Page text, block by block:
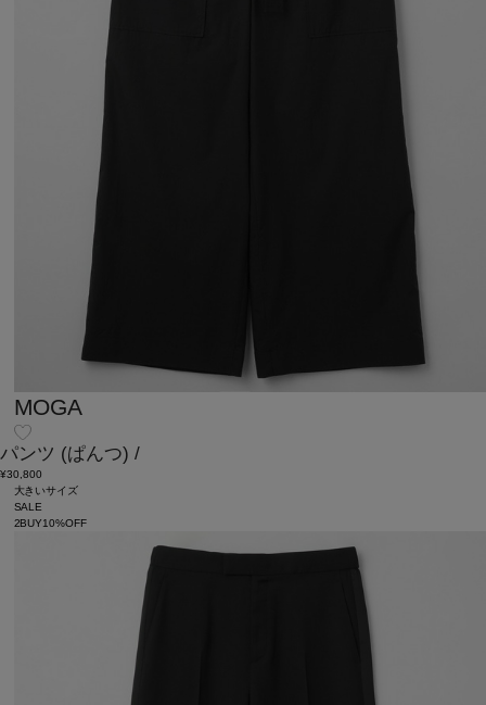
MOGA
パンツ (ぱんつ) /
¥30,800
大きいサイズ
SALE
2BUY10%OFF